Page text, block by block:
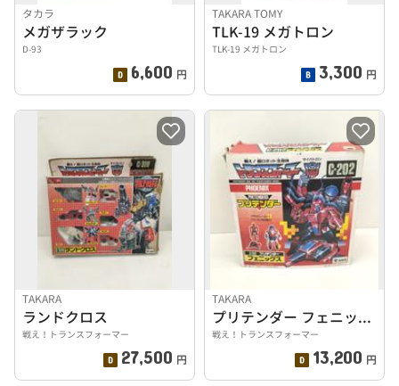
タカラ
メガザラック
D-93
6,600 円
TAKARA TOMY
TLK-19 メガトロン
TLK-19 メガトロン
3,300 円
TAKARA
ランドクロス
戦え！トランスフォーマー
27,500 円
TAKARA
プリテンダー フェニックス
戦え！トランスフォーマー
13,200 円